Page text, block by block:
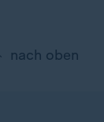
nach oben